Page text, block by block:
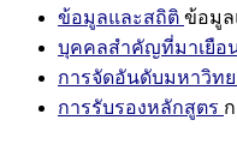
ข้อมูลและสถิติ ข้อมูล
บุคคลสำคัญที่มาเยือ
การจัดอันดับมหาวิท
การรับรองหลักสูตร